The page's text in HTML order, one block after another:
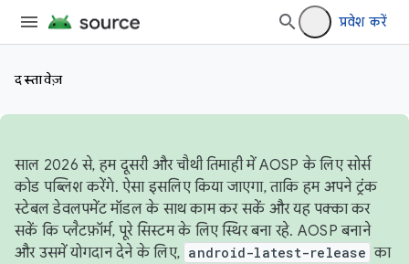
प्रवेश करें
दस्तावेज़
साल 2026 से, हम दूसरी और चौथी तिमाही में AOSP के लिए सोर्स
कोड पब्लिश करेंगे. ऐसा इसलिए किया जाएगा, ताकि हम अपने ट्रंक
स्टेबल डेवलपमेंट मॉडल के साथ काम कर सकें और यह पक्का कर
सकें कि प्लैटफ़ॉर्म, पूरे सिस्टम के लिए स्थिर बना रहे. AOSP बनाने
और उसमें योगदान देने के लिए, android-latest-release का